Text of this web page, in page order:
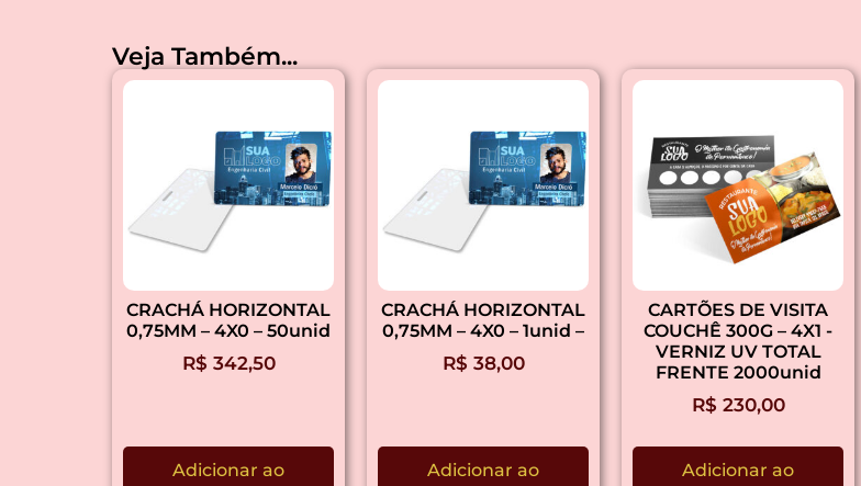
Veja Também...
CRACHÁ HORIZONTAL
0,75MM – 4X0 – 50unid
R$ 342,50
Adicionar ao
CRACHÁ HORIZONTAL
0,75MM – 4X0 – 1unid –
R$ 38,00
Adicionar ao
CARTÕES DE VISITA
COUCHÊ 300G – 4X1 -
VERNIZ UV TOTAL
FRENTE 2000unid
R$ 230,00
Adicionar ao